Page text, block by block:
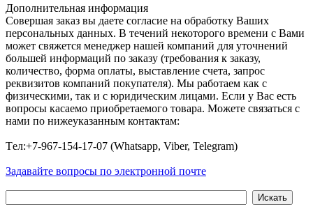
Дополнительная информация
Совершая заказ вы даете согласие на обработку Ваших
персональных данных. В течений некоторого времени с Вами
может свяжется менеджер нашей компаний для уточнений
большей информаций по заказу (требования к заказу,
количество, форма оплаты, выставление счета, запрос
реквизитов компаний покупателя). Мы работаем как с
физическими, так и с юридическим лицами. Если у Вас есть
вопросы касаемо приобретаемого товара. Можете связаться с
нами по нижеуказанным контактам:
Tел:+7-967-154-17-07 (Whatsapp, Viber, Telegram)
Задавайте вопросы по электронной почте